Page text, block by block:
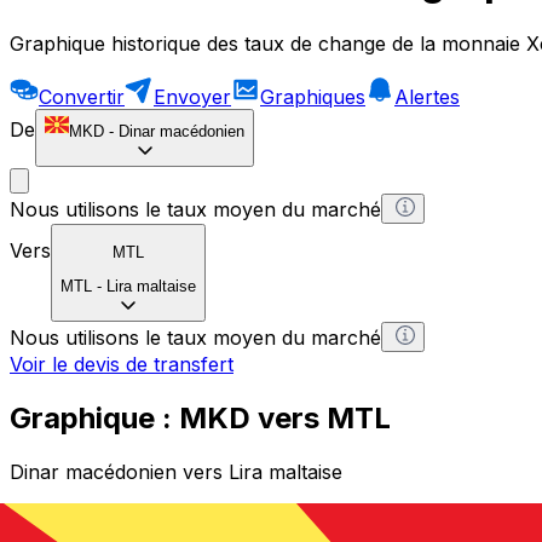
Graphique historique des taux de change de la monnaie
Convertir Envoyer Graphiques
Alertes
De
MKD - Dinar macédonien
Nous utilisons le taux moyen du marché
Vers
MTL
MTL - Lira maltaise
Nous utilisons le taux moyen du marché
Voir le devis de transfert
Graphique : MKD vers MTL
Dinar macédonien vers Lira maltaise
1 MKD = 0 MTL